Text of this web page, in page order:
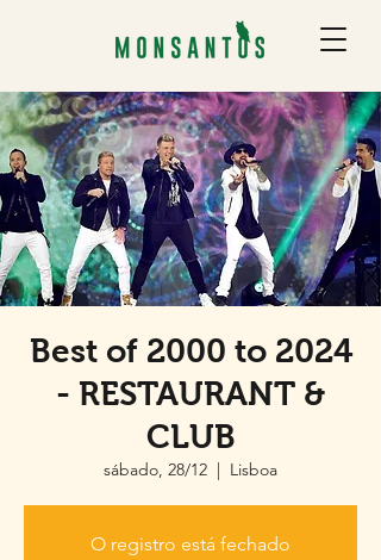
Best of 2000 to 2024
- RESTAURANT &
CLUB
sábado, 28/12
  |
Lisboa
O registro está fechado